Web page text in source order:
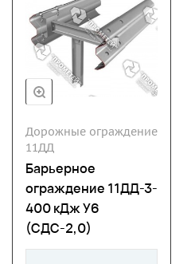
Дорожные ограждение
11ДД
Барьерное
ограждение 11ДД-3-
400 кДж У6
(СДС-2,0)